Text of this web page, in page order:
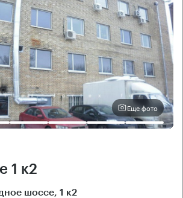
Еще фото
1 к2
шоссе, 1 к2